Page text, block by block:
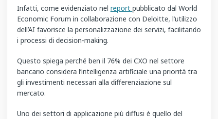
Infatti, come evidenziato nel report pubblicato dal World
Economic Forum in collaborazione con Deloitte, l’utilizzo
dell’AI favorisce la personalizzazione dei servizi, facilitando
i processi di decision-making.
Questo spiega perché ben il 76% dei CXO nel settore
bancario considera l’intelligenza artificiale una priorità tra
gli investimenti necessari alla differenziazione sul
mercato.
Uno dei settori di applicazione più diffusi è quello del